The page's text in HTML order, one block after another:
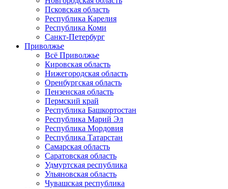
Псковская область
Республика Карелия
Республика Коми
Санкт-Петербург
Приволжье
Всё Приволжье
Кировская область
Нижегородская область
Оренбургская область
Пензенская область
Пермский край
Республика Башкортостан
Республика Марий Эл
Республика Мордовия
Республика Татарстан
Самарская область
Саратовская область
Удмуртская республика
Ульяновская область
Чувашская республика